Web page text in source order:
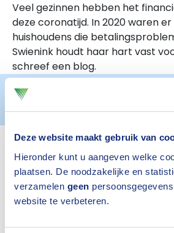
Deze website maakt gebruik van
Hieronder kunt u aangeven welke
plaatsen. De noodzakelijke en
verzamelen geen
website te verbeteren.
Veel gezinnen hebben het
deze coronatijd. In 2020 waren er
huishoudens die
Swienink houdt haar hart vast
schreef een blog.
Actueel 14